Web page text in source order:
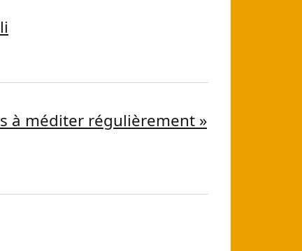
à méditer régulièrement »